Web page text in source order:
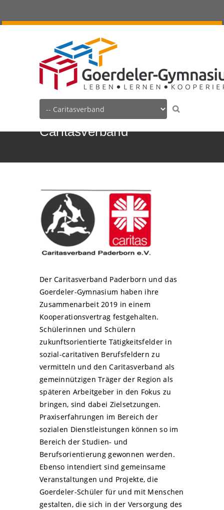
Caritasverband
Der Caritasverband Paderborn und das
Goerdeler-Gymnasium haben ihre
Zusammenarbeit 2019 in einem
Kooperationsvertrag festgehalten.
Schülerinnen und Schülern
zukunftsorientierte Tätigkeitsfelder in
sozial-caritativen Berufsfeldern zu
vermitteln und den Caritasverband als
gemeinnützigen Träger der Region als
späteren Arbeitgeber in den Fokus zu
bringen, sind dabei Zielsetzungen.
Praxiserfahrungen im Bereich der
sozialen Dienstleistungen können so im
Bereich der Studien- und
Berufsorientierung gewonnen werden.
Ebenso intendiert sind gemeinsame
Veranstaltungen und Projekte, die
Goerdeler-Schüler für und mit Menschen
gestalten, die sich in der Versorgung des